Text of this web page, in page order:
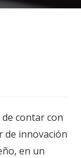
contar con
de innovación
en un